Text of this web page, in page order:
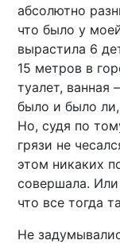
абсолютно
что было у
вырастила 6
15 метров в
туалет, ванная
было и было
Но, судя по
грязи не
этом никаких
совершала.
что все тогда
Не